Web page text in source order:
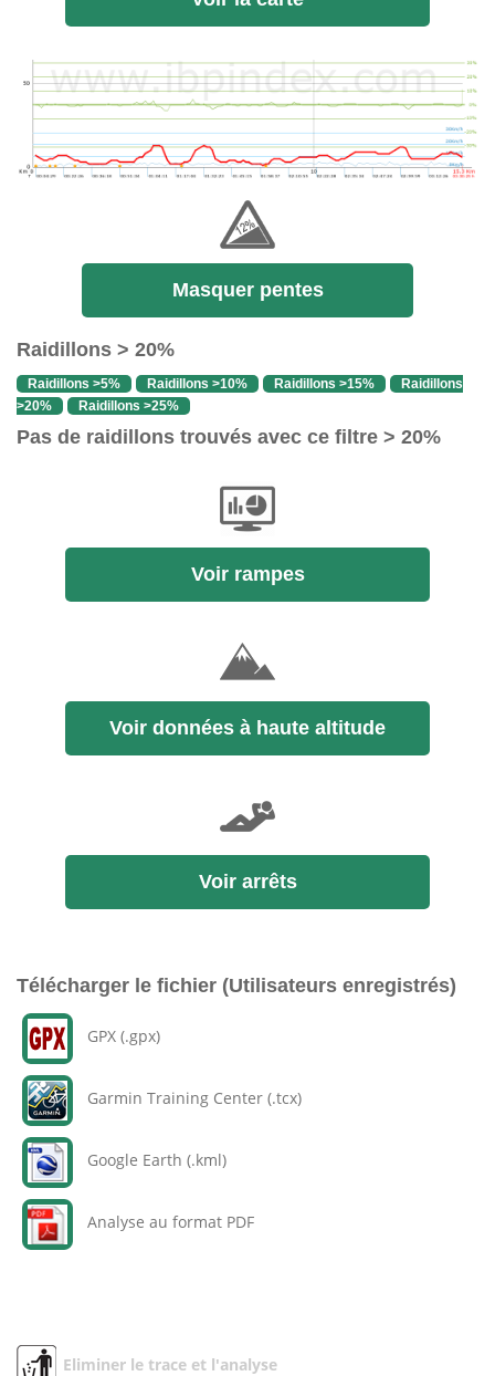
Masquer pentes
Raidillons > 20%
Raidillons >5% Raidillons >10% Raidillons >15%
Raidillons
>20%
Raidillons >25%
Pas de raidillons trouvés avec ce filtre > 20%
Voir rampes
Voir données à haute altitude
Voir arrêts
Télécharger le fichier (Utilisateurs enregistrés)
GPX (.gpx)
Garmin Training Center (.tcx)
Google Earth (.kml)
Analyse au format PDF
Eliminer le trace et l'analyse